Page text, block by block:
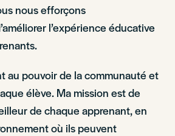
nous efforçons
l’expérience éducative
au pouvoir de la communauté et
élève. Ma mission est de
de chaque apprenant, en
où ils peuvent